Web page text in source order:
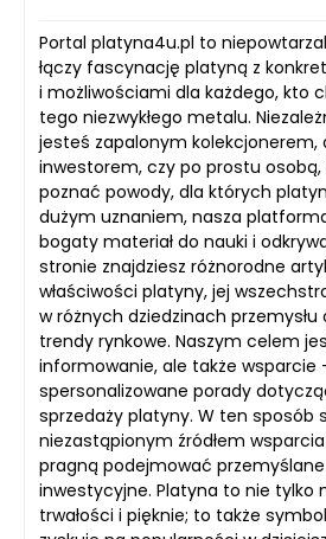
Portal platyna4u.pl to
łączy fascynację platyną z
i możliwościami dla każdego, kto
tego niezwykłego metalu.
jesteś zapalonym kolekcjonerem,
inwestorem, czy po prostu
poznać powody, dla których
dużym uznaniem, nasza
bogaty materiał do nauki i
stronie znajdziesz różnorodne
właściwości platyny, jej
w różnych dziedzinach przemysłu
trendy rynkowe. Naszym celem
informowanie, ale także wsparcie
spersonalizowane porady
sprzedaży platyny. W ten sposób
niezastąpionym źródłem
pragną podejmować
inwestycyjne. Platyna to nie tylko
trwałości i pięknie; to także